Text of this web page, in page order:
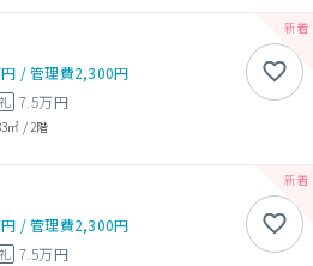
/管理費2,300円
礼 7.5万円
㎡ / 2階
/管理費2,300円
礼 7.5万円